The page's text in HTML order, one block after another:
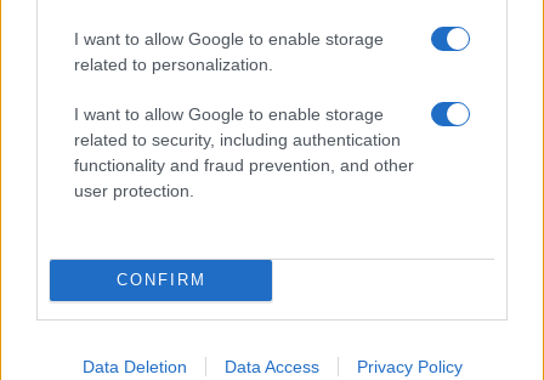
I want to allow Google to enable storage
related to personalization.
I want to allow Google to enable storage
related to security, including authentication
functionality and fraud prevention, and other
user protection.
CONFIRM
Data Deletion Data Access Privacy Policy